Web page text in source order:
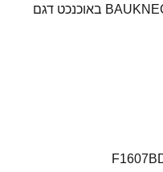
מכונת כביסה פתח חזית 9 ק”ג BAUKNECHT באוכנכט דגם